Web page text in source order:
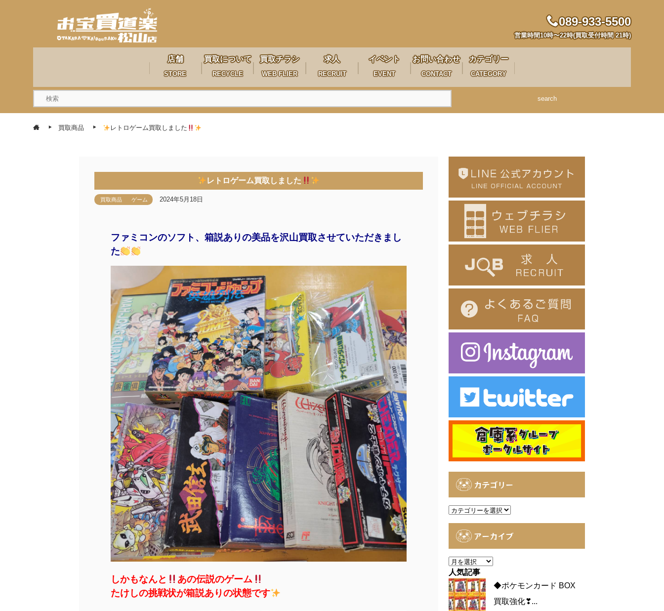
089-933-5500
営業時間10時〜22時(買取受付時間 21時)
店舗
STORE
買取について
RECYCLE
買取チラシ
WEB FLIER
求人
RECRUIT
イベント
EVENT
お問い合わせ
CONTACT
カテゴリー
CATEGORY
search
買取商品 レトロゲーム買取しました
レトロゲーム買取しました
買取商品 ゲーム 2024年5月18日
ファミコンのソフト、箱説ありの美品を沢山買取させていただきまし
た
しかもなんと
あの伝説のゲーム
たけしの挑戦状が箱説ありの状態です
カテゴリー
カ
アーカイブ
ア
ー
カ
イ
ブ
人気記事
◆ポケモンカード BOX
買取強化❣...